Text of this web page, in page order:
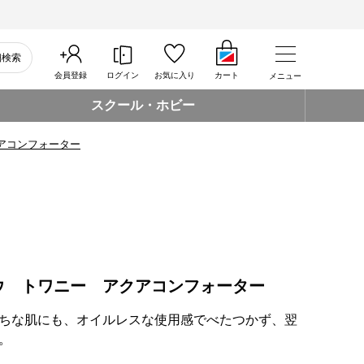
索
会員登録 ログイン お気に入り カート メニュー
スクール・ホビー
ンフォーター
トワニー アクアコンフォーター
な肌にも、オイルレスな使用感でべたつかず、翌